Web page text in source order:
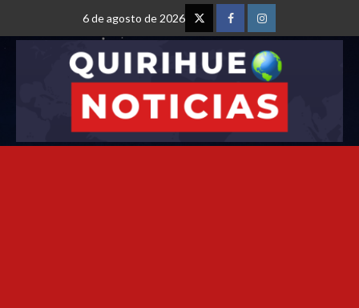
6 de agosto de 2026